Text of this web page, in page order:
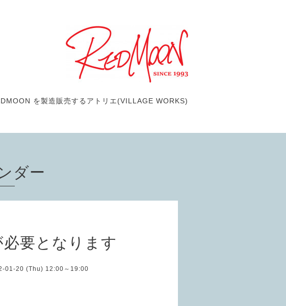
を製造販売するアトリエ(VILLAGE WORKS)
ダー
要となります
01-20 (Thu) 12:00～19:00